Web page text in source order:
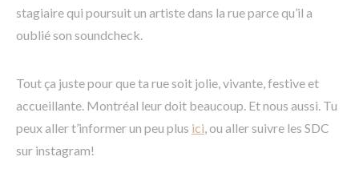
stagiaire qui poursuit un artiste dans la rue parce qu’il a
oublié son soundcheck.
Tout ça juste pour que ta rue soit jolie, vivante, festive et
accueillante. Montréal leur doit beaucoup. Et nous aussi. Tu
peux aller t’informer un peu plus ici , ou aller suivre les SDC
sur instagram!